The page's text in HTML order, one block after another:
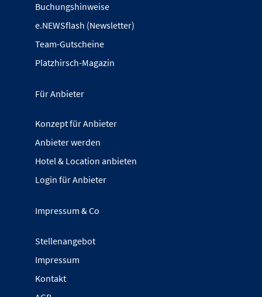
Buchungshinweise
e.NEWSflash (Newsletter)
Team-Gutscheine
Platzhirsch-Magazin
Für Anbieter
Konzept für Anbieter
Anbieter werden
Hotel & Location anbieten
Login für Anbieter
Impressum & Co
Stellenangebot
Impressum
Kontakt